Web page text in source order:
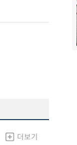
더보기